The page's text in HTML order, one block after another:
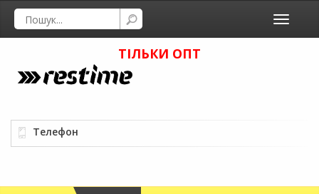
Toggle
ТІЛЬКИ ОПТ
Телефон